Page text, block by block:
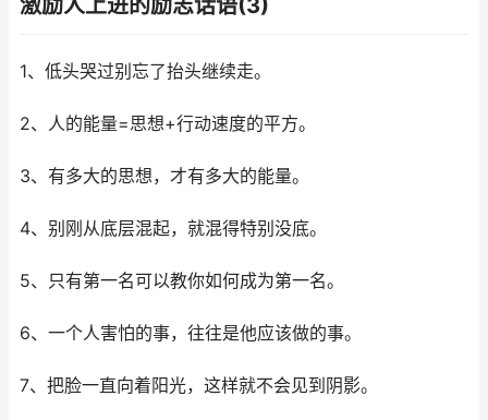
激励人上进的励志话语(3)
1、低头哭过别忘了抬头继续走。
2、人的能量=思想+行动速度的平方。
3、有多大的思想，才有多大的能量。
4、别刚从底层混起，就混得特别没底。
5、只有第一名可以教你如何成为第一名。
6、一个人害怕的事，往往是他应该做的事。
7、把脸一直向着阳光，这样就不会见到阴影。